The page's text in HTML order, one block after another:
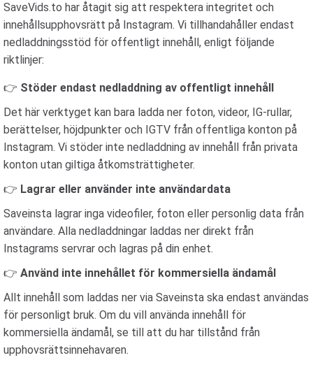
SaveVids.to har åtagit sig att respektera integritet och
innehållsupphovsrätt på Instagram. Vi tillhandahåller endast
nedladdningsstöd för offentligt innehåll, enligt följande
riktlinjer:
👉 Stöder endast nedladdning av offentligt innehåll
Det här verktyget kan bara ladda ner foton, videor, IG-rullar,
berättelser, höjdpunkter och IGTV från offentliga konton på
Instagram. Vi stöder inte nedladdning av innehåll från privata
konton utan giltiga åtkomsträttigheter.
👉 Lagrar eller använder inte användardata
Saveinsta lagrar inga videofiler, foton eller personlig data från
användare. Alla nedladdningar laddas ner direkt från
Instagrams servrar och lagras på din enhet.
👉 Använd inte innehållet för kommersiella ändamål
Allt innehåll som laddas ner via Saveinsta ska endast användas
för personligt bruk. Om du vill använda innehåll för
kommersiella ändamål, se till att du har tillstånd från
upphovsrättsinnehavaren.